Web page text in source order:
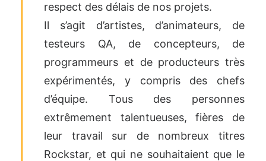
respect des délais de nos projets.
Il s’agit d’artistes, d’animateurs, de
testeurs QA, de concepteurs, de
programmeurs et de producteurs très
expérimentés, y compris des chefs
d’équipe. Tous des personnes
extrêmement talentueuses, fières de
leur travail sur de nombreux titres
Rockstar, et qui ne souhaitaient que le